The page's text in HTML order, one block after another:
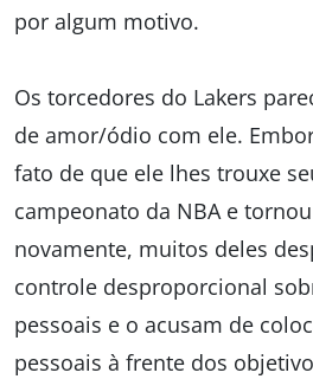
por algum motivo.
Os torcedores do Lakers
de amor/ódio com ele.
fato de que ele lhes trouxe
campeonato da NBA e
novamente, muitos deles
controle desproporcional
pessoais e o acusam de
pessoais à frente dos